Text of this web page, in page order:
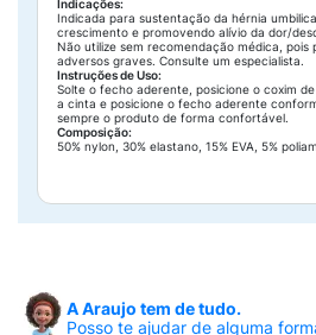
Indicações:
Indicada para sustentação da hérnia
crescimento e promovendo alívio da dor/
Não utilize sem recomendação médica, pois
adversos graves. Consulte um especialista.
Instruções de Uso:
Solte o fecho aderente, posicione o coxim
a cinta e posicione o fecho aderente
sempre o produto de forma confortável.
Composição:
50% nylon, 30% elastano, 15% EVA, 5%
A Araujo tem de tudo.
Posso te ajudar de alguma